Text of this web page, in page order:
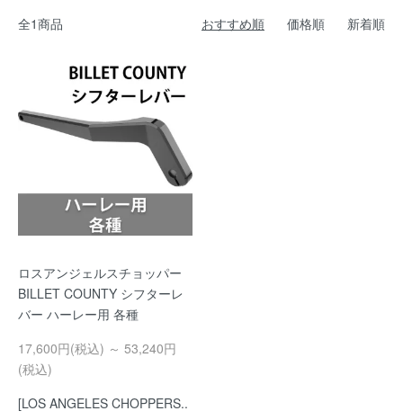
全1商品 おすすめ順 価格順 新着順
ロスアンジェルスチョッパー
BILLET COUNTY シフターレ
バー ハーレー用 各種
17,600円(税込) ～ 53,240円
(税込)
[LOS ANGELES CHOPPERS..